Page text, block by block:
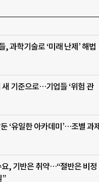
, 과학기술로 ‘미래 난제’ 해법
기준으로…기업들 ‘위험 관
‘유일한 아카데미’…조별 과제
, 기반은 취약…“절반은 비정
”